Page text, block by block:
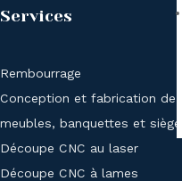
Services
Rembourrage
Conception et fabrication de
meubles, banquettes et sièges
Découpe CNC au laser
Découpe CNC à lames